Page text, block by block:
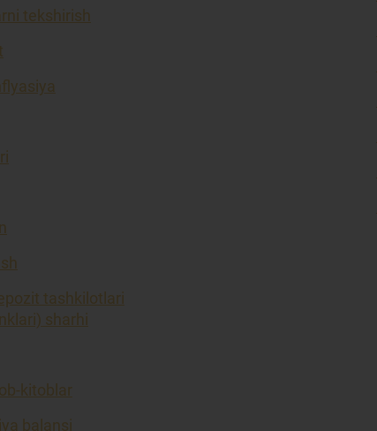
tekshirish
tashkilotlari
sharhi
kitoblar
balansi